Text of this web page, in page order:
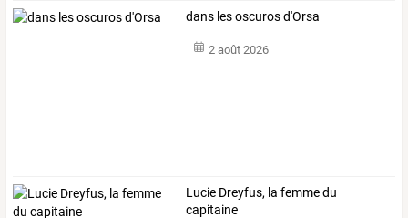
dans les oscuros d'Orsa
2 août 2026
Lucie Dreyfus, la femme du
capitaine